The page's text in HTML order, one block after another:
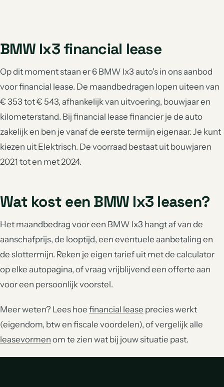
BMW Ix3 financial lease
Op dit moment staan er 6 BMW Ix3 auto's in ons aanbod
voor financial lease. De maandbedragen lopen uiteen van
€ 353 tot € 543, afhankelijk van uitvoering, bouwjaar en
kilometerstand. Bij financial lease financier je de auto
zakelijk en ben je vanaf de eerste termijn eigenaar. Je kunt
kiezen uit Elektrisch. De voorraad bestaat uit bouwjaren
2021 tot en met 2024.
Wat kost een BMW Ix3 leasen?
Het maandbedrag voor een BMW Ix3 hangt af van de
aanschafprijs, de looptijd, een eventuele aanbetaling en
de slottermijn. Reken je eigen tarief uit met de calculator
op elke autopagina, of vraag vrijblijvend een offerte aan
voor een persoonlijk voorstel.
Meer weten? Lees hoe financial lease precies werkt
(eigendom, btw en fiscale voordelen), of vergelijk alle
leasevormen om te zien wat bij jouw situatie past.